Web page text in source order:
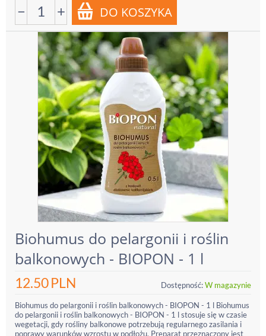
− +
Biohumus do pelargonii i roślin
balkonowych - BIOPON - 1 l
12.50PLN Dostępność:W magazynie
Biohumus do pelargonii i roślin balkonowych - BIOPON - 1 l Biohumus
do pelargonii i roślin balkonowych - BIOPON - 1 l stosuje się w czasie
wegetacji, gdy rośliny balkonowe potrzebują regularnego zasilania i
poprawy warunków wzrostu w podłożu. Preparat przeznaczony jest